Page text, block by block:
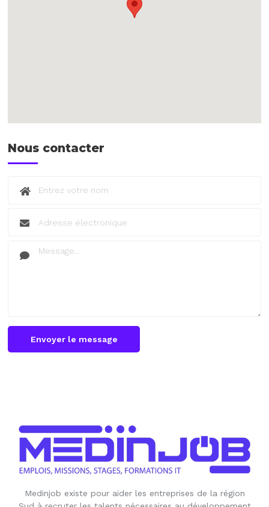
Nous contacter
Envoyer le message
Medinjob existe pour aider les entreprises de la région